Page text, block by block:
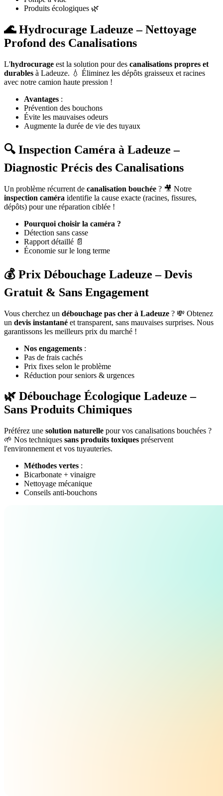
Produits écologiques 🌿
🌊 Hydrocurage Ladeuze – Nettoyage
Profond des Canalisations
L'hydrocurage est la solution pour des canalisations propres et
durables à Ladeuze. 💧 Éliminez les dépôts graisseux et racines
avec notre camion haute pression !
Avantages :
Prévention des bouchons
Évite les mauvaises odeurs
Augmente la durée de vie des tuyaux
🔍 Inspection Caméra à Ladeuze –
Diagnostic Précis des Canalisations
Un problème récurrent de canalisation bouchée ? 🎥 Notre
inspection caméra identifie la cause exacte (racines, fissures,
dépôts) pour une réparation ciblée !
Pourquoi choisir la caméra ?
Détection sans casse
Rapport détaillé 📄
Économie sur le long terme
💰 Prix Débouchage Ladeuze – Devis
Gratuit & Sans Engagement
Vous cherchez un débouchage pas cher à Ladeuze ? 💸 Obtenez
un devis instantané et transparent, sans mauvaises surprises. Nous
garantissons les meilleurs prix du marché !
Nos engagements :
Pas de frais cachés
Prix fixes selon le problème
Réduction pour seniors & urgences
🌿 Débouchage Écologique Ladeuze –
Sans Produits Chimiques
Préférez une solution naturelle pour vos canalisations bouchées ?
🌱 Nos techniques sans produits toxiques préservent
l'environnement et vos tuyauteries.
Méthodes vertes :
Bicarbonate + vinaigre
Nettoyage mécanique
Conseils anti-bouchons